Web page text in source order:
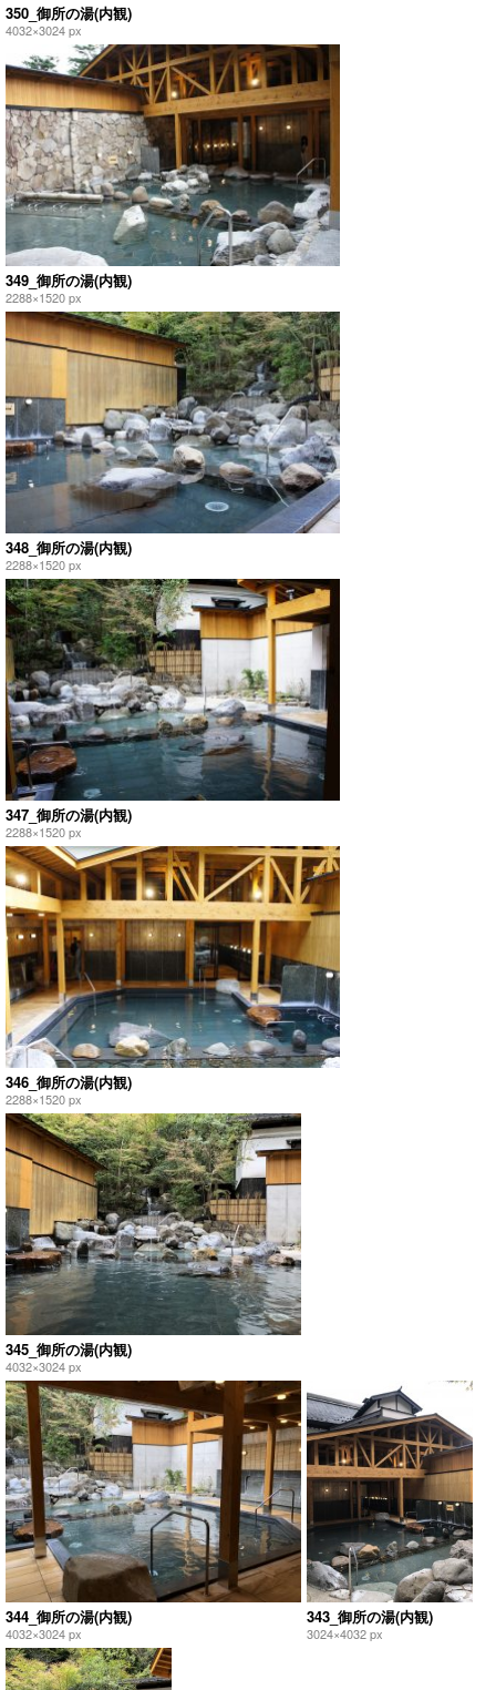
350_御所の湯(内観)
4032×3024 px
349_御所の湯(内観)
2288×1520 px
348_御所の湯(内観)
2288×1520 px
347_御所の湯(内観)
2288×1520 px
346_御所の湯(内観)
2288×1520 px
345_御所の湯(内観)
4032×3024 px
344_御所の湯(内観)
4032×3024 px
343_御所の湯(内観)
3024×4032 px